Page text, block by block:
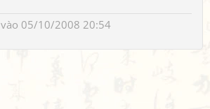
vào 05/10/2008 20:54